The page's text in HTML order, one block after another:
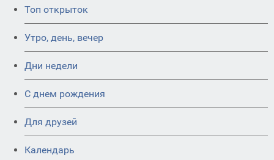
Топ открыток
Утро, день, вечер
Дни недели
C днем рождения
Для друзей
Календарь